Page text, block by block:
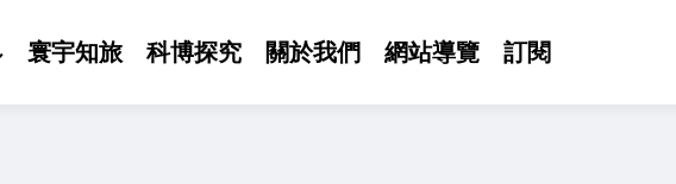
寰宇知旅 科博探究 關於我們 網站導覽 訂閱